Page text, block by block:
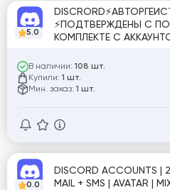
5.0
⚡ПОДТВЕРЖДЕНЫ С
КОМПЛЕКТЕ С
В наличии: 108 шт.
Купили: 1 шт.
Мин. заказ: 1 шт.
0.0
DISCORD ACCOUNTS |
MAIL + SMS | AVATAR |